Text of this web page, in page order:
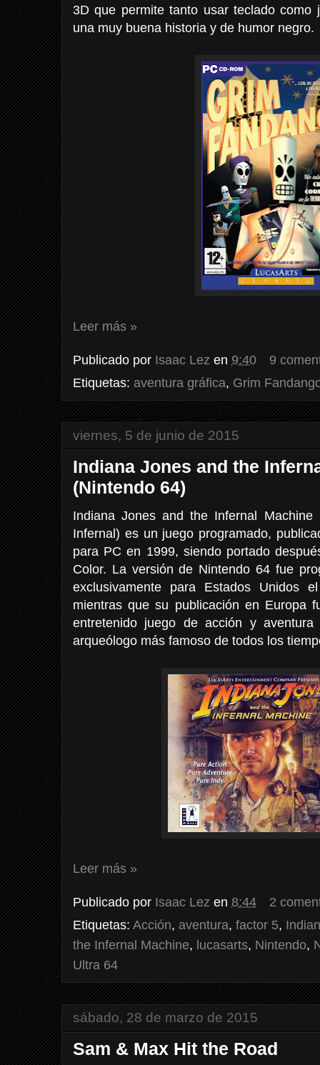
3D que permite tanto usar teclado
una muy buena historia y de humor negro.
Leer más »
Publicado por Isaac Lez en 9:40
9
Etiquetas: aventura gráfica, Grim
viernes, 5 de junio de 2015
Indiana Jones and the
(Nintendo 64)
Indiana Jones and the Infernal
Infernal) es un juego programado,
para PC en 1999, siendo portado
Color. La versión de Nintendo 64 fue
exclusivamente para Estados Unidos
mientras que su publicación en Europa
entretenido juego de acción y
arqueólogo más famoso de todos los
Leer más »
Publicado por Isaac Lez en 8:44
2
Etiquetas: Acción, aventura, factor 5,
the Infernal Machine, lucasarts, Nintendo,
Ultra 64
sábado, 28 de marzo de 2015
Sam & Max Hit the Road